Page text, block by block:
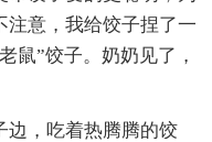
注意，我给饺子捏了一
鼠”饺子。奶奶见了，
边，吃着热腾腾的饺